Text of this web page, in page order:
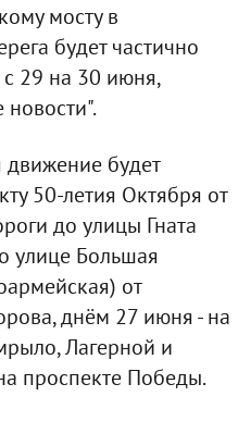
мосту в
будет частично
с 29 на 30 июня,
будет
50-летия Октября от
до улицы Гната
улице Большая
от
днём 27 июня - на
Лагерной и
проспекте Победы.